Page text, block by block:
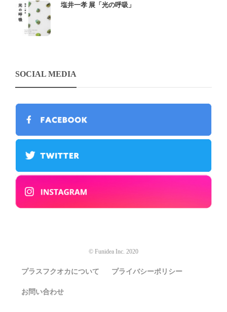
塩井一孝 展「光の呼吸」
SOCIAL MEDIA
© Funidea Inc. 2020
プラスフクオカについて プライバシーポリシー
お問い合わせ